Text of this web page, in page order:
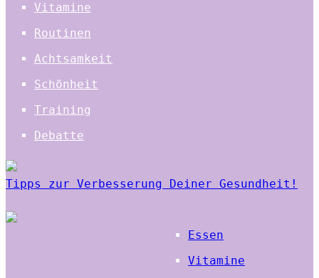
Vitamine
Routinen
Achtsamkeit
Schönheit
Training
Debatte
Tipps zur Verbesserung Deiner Gesundheit!
Essen
Vitamine